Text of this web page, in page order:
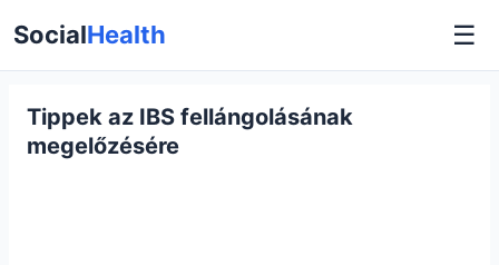
SocialHealth ☰
Tippek az IBS fellángolásának
megelőzésére